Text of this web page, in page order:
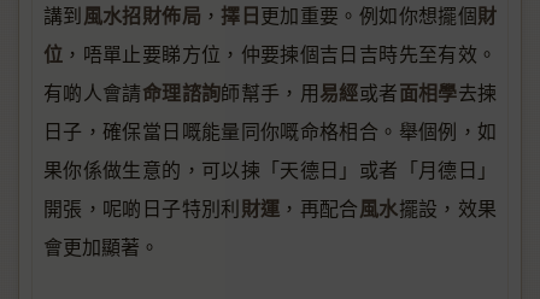
講到風水招財佈局 ， 擇日更加重要。例如你想擺個財
位 ，唔單止要睇方位，仲要揀個吉日吉時先至有效。
有啲人會請命理諮詢師幫手，用易經或者面相學去揀
日子，確保當日嘅能量同你嘅命格相合。舉個例，如
果你係做生意的，可以揀「天德日」或者「月德日」
開張，呢啲日子特別利 財運 ，再配合風水擺設，效果
會更加顯著。